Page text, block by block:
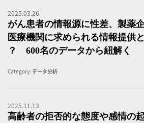
2025.03.26
がん患者の情報源に性差、製薬
医療機関に求められる情報提供
？ 600名のデータから紐解く
Category: データ分析
2025.11.13
高齢者の拒否的な態度や感情の